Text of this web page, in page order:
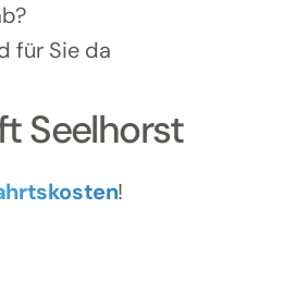
für Sie da
Seelhorst
!